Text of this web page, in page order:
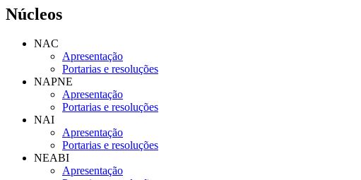
Núcleos
NAC
Apresentação
Portarias e resoluções
NAPNE
Apresentação
Portarias e resoluções
NAI
Apresentação
Portarias e resoluções
NEABI
Apresentação